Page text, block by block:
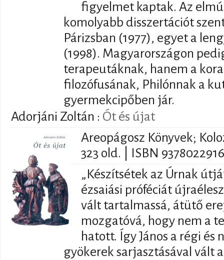
figyelmet kaptak. Az
komolyabb disszertációt
Párizsban (1977), egyet a
(1998). Magyarországon
terapeutáknak, hanem a
filozófusának, Philónnak a
gyermekcipőben jár.
Adorjáni Zoltán : Ót és újat
Areopágosz Könyvek;
323 old. | ISBN 9378022916
„Készítsétek az Úrnak
ézsaiási próféciát
vált tartalmassá, átütő
mozgatóvá, hogy nem a
hatott. Így János a régi és
gyökerek sarjasztásával vált